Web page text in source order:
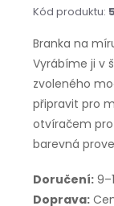
Kód produktu:
Branka na
Vyrábíme ji v
zvoleného
připravit pro
otvíračem
barevná
Doručení:
Doprava: